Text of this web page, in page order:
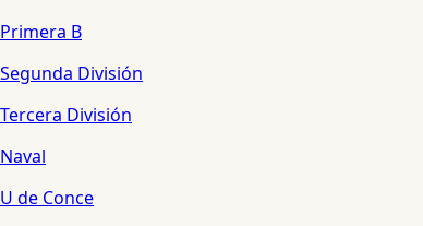
Primera B
Segunda División
Tercera División
Naval
U de Conce